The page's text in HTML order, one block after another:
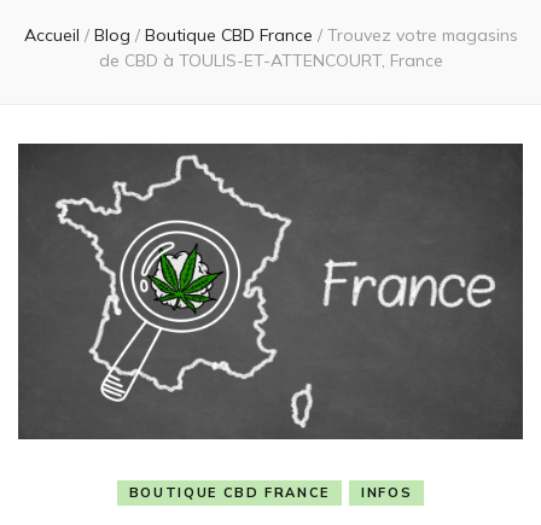
Accueil / Blog / Boutique CBD France / Trouvez votre magasins
de CBD à TOULIS-ET-ATTENCOURT, France
BOUTIQUE CBD FRANCE INFOS